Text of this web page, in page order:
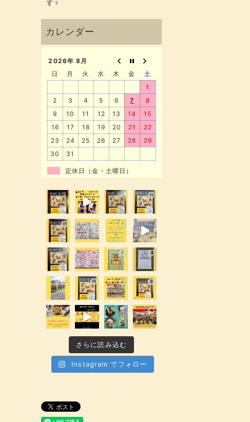
す‍♀️
2026年 8月
日
月 火 水 木 金
土
1
2
3 4 5 6 7
8
9
10 11 12 13 14
15
16
17 18 19 20 21
22
23
24 25 26 27 28
29
30
31
定休日（金・土曜日）
さらに読み込む
Instagram でフォロー